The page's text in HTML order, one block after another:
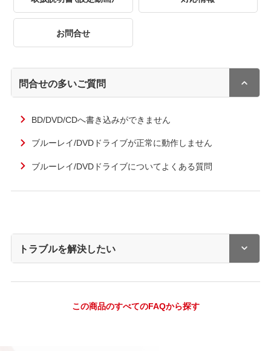
お問合せ
問合せの多いご質問
BD/DVD/CDへ書き込みができません
ブルーレイ/DVDドライブが正常に動作しません
ブルーレイ/DVDドライブについてよくある質問
トラブルを解決したい
この商品のすべてのFAQから探す